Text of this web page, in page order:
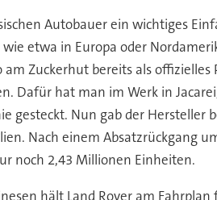
Autobauer ein wichtiges
etwa in Europa oder
am Zuckerhut bereits als
Dafür hat man im Werk in
gesteckt. Nun gab der Hersteller
Nach einem Absatzrückgang
noch 2,43 Millionen Einheiten.
hält Land Rover am